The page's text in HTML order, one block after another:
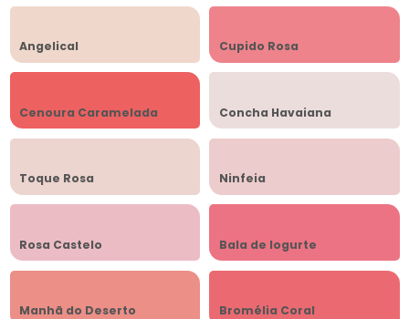
Angelical Cupido Rosa
Cenoura Caramelada Concha Havaiana
Toque Rosa Ninfeia
Rosa Castelo Bala de Iogurte
Manhã do Deserto Bromélia Coral